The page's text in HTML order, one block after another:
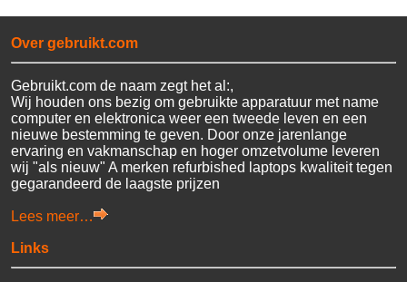
Over gebruikt.com
Gebruikt.com de naam zegt het al:,
Wij houden ons bezig om gebruikte apparatuur met name
computer en elektronica weer een tweede leven en een
nieuwe bestemming te geven. Door onze jarenlange
ervaring en vakmanschap en hoger omzetvolume leveren
wij "als nieuw" A merken refurbished laptops kwaliteit tegen
gegarandeerd de laagste prijzen
Lees meer…
Links